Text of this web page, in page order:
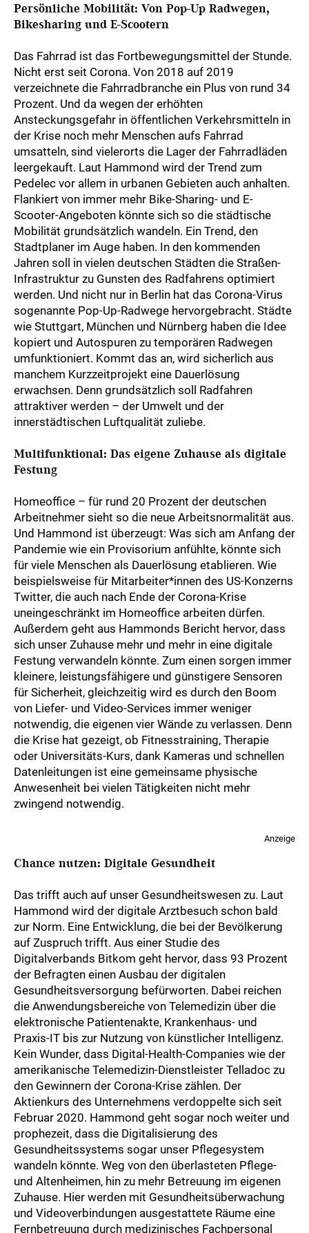
Persönliche Mobilität: Von Pop-Up Radwegen,
Bikesharing und E-Scootern
Das Fahrrad ist das Fortbewegungsmittel der Stunde.
Nicht erst seit Corona. Von 2018 auf 2019
verzeichnete die Fahrradbranche ein Plus von rund 34
Prozent. Und da wegen der erhöhten
Ansteckungsgefahr in öffentlichen Verkehrsmitteln in
der Krise noch mehr Menschen aufs Fahrrad
umsatteln, sind vielerorts die Lager der Fahrradläden
leergekauft. Laut Hammond wird der Trend zum
Pedelec vor allem in urbanen Gebieten auch anhalten.
Flankiert von immer mehr Bike-Sharing- und E-
Scooter-Angeboten könnte sich so die städtische
Mobilität grundsätzlich wandeln. Ein Trend, den
Stadtplaner im Auge haben. In den kommenden
Jahren soll in vielen deutschen Städten die Straßen-
Infrastruktur zu Gunsten des Radfahrens optimiert
werden. Und nicht nur in Berlin hat das Corona-Virus
sogenannte Pop-Up-Radwege hervorgebracht. Städte
wie Stuttgart, München und Nürnberg haben die Idee
kopiert und Autospuren zu temporären Radwegen
umfunktioniert. Kommt das an, wird sicherlich aus
manchem Kurzzeitprojekt eine Dauerlösung
erwachsen. Denn grundsätzlich soll Radfahren
attraktiver werden – der Umwelt und der
innerstädtischen Luftqualität zuliebe.
Multifunktional: Das eigene Zuhause als digitale
Festung
Homeoffice – für rund 20 Prozent der deutschen
Arbeitnehmer sieht so die neue Arbeitsnormalität aus.
Und Hammond ist überzeugt: Was sich am Anfang der
Pandemie wie ein Provisorium anfühlte, könnte sich
für viele Menschen als Dauerlösung etablieren. Wie
beispielsweise für Mitarbeiter*innen des US-Konzerns
Twitter, die auch nach Ende der Corona-Krise
uneingeschränkt im Homeoffice arbeiten dürfen.
Außerdem geht aus Hammonds Bericht hervor, dass
sich unser Zuhause mehr und mehr in eine digitale
Festung verwandeln könnte. Zum einen sorgen immer
kleinere, leistungsfähigere und günstigere Sensoren
für Sicherheit, gleichzeitig wird es durch den Boom
von Liefer- und Video-Services immer weniger
notwendig, die eigenen vier Wände zu verlassen. Denn
die Krise hat gezeigt, ob Fitnesstraining, Therapie
oder Universitäts-Kurs, dank Kameras und schnellen
Datenleitungen ist eine gemeinsame physische
Anwesenheit bei vielen Tätigkeiten nicht mehr
zwingend notwendig.
Anzeige
Chance nutzen: Digitale Gesundheit
Das trifft auch auf unser Gesundheitswesen zu. Laut
Hammond wird der digitale Arztbesuch schon bald
zur Norm. Eine Entwicklung, die bei der Bevölkerung
auf Zuspruch trifft. Aus einer Studie des
Digitalverbands Bitkom geht hervor, dass 93 Prozent
der Befragten einen Ausbau der digitalen
Gesundheitsversorgung befürworten. Dabei reichen
die Anwendungsbereiche von Telemedizin über die
elektronische Patientenakte, Krankenhaus- und
Praxis-IT bis zur Nutzung von künstlicher Intelligenz.
Kein Wunder, dass Digital-Health-Companies wie der
amerikanische Telemedizin-Dienstleister Telladoc zu
den Gewinnern der Corona-Krise zählen. Der
Aktienkurs des Unternehmens verdoppelte sich seit
Februar 2020. Hammond geht sogar noch weiter und
prophezeit, dass die Digitalisierung des
Gesundheitssystems sogar unser Pflegesystem
wandeln könnte. Weg von den überlasteten Pflege-
und Altenheimen, hin zu mehr Betreuung im eigenen
Zuhause. Hier werden mit Gesundheitsüberwachung
und Videoverbindungen ausgestattete Räume eine
Fernbetreuung durch medizinisches Fachpersonal